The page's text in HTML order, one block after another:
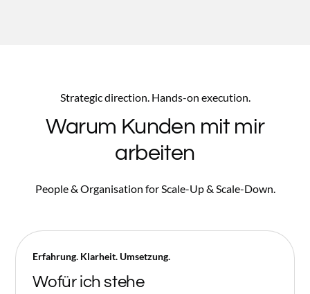
Strategic direction. Hands-on execution.
Warum Kunden mit mir
arbeiten
People & Organisation for Scale-Up & Scale-Down.
Erfahrung. Klarheit. Umsetzung.
Wofür ich stehe